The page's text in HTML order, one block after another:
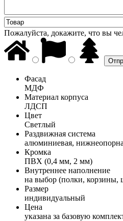
Пожалуйста, докажите, что вы
Фасад
МДФ
Материал корпуса
ЛДСП
Цвет
Светлый
Раздвижная система
алюминиевая,
Кромка
ПВХ (0,4 мм, 2 мм)
Внутреннее наполнение
на выбор (полки, корзины,
Размер
индивидуальный
Цена
указана за базовую